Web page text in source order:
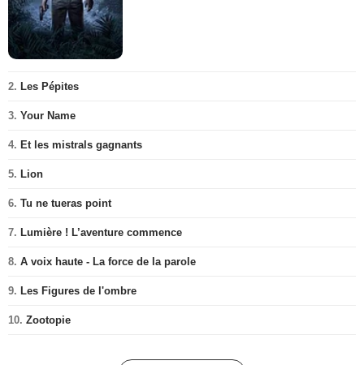
2. Les Pépites
3. Your Name
4. Et les mistrals gagnants
5. Lion
6. Tu ne tueras point
7. Lumière ! L’aventure commence
8. A voix haute - La force de la parole
9. Les Figures de l'ombre
10. Zootopie